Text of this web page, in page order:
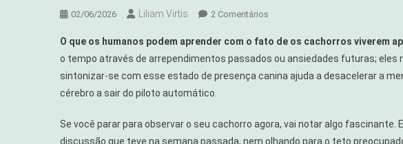
02/06/2026 Liliam Virtis 2 Comentários
Cachorro
Vive
No
Por
Que
O que os humanos podem aprender com o fato de os cachorros viverem
o tempo através de arrependimentos passados ou ansiedades futuras; eles
sintonizar-se com esse estado de presença canina ajuda a desacelerar a
cérebro a sair do piloto automático.
Se você parar para observar o seu cachorro agora, vai notar algo fascinante.
discussão que teve na semana passada, nem olhando para o teto